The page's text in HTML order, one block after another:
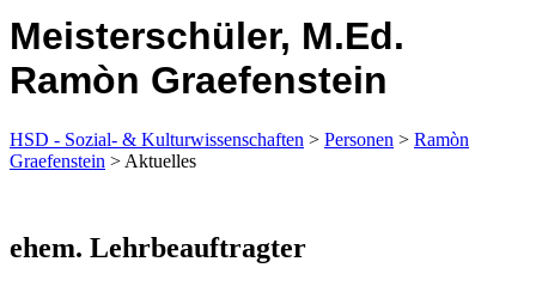
Meisterschüler, M.Ed.
Ramòn Graefenstein
HSD - Sozial- & Kulturwissenschaften > Personen > Ramòn
Graefenstein > Aktuelles
​ehem. Lehrbeauftragter​